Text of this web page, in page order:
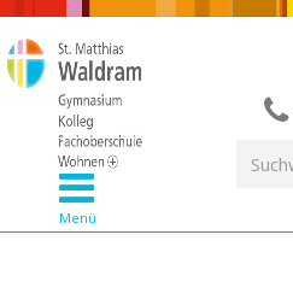
Menü